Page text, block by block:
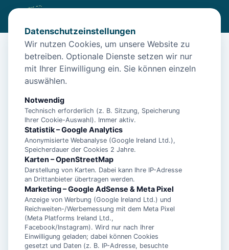
/Unterkünfte /Norden/
Ferienwohnung Riedefix Norden – Hunde willkommen
Ferienwohnung Riedefix Norden –
Hunde willkommen
26506 Norden
Datenschutzeinstellungen
Wir nutzen Cookies, um unsere Website zu
betreiben. Optionale Dienste setzen wir nur
mit Ihrer Einwilligung ein. Sie können einzeln
auswählen.
Notwendig
Technisch erforderlich (z. B. Sitzung, Speicherung
Ihrer Cookie-Auswahl). Immer aktiv.
Statistik – Google Analytics
Anonymisierte Webanalyse (Google Ireland Ltd.),
Speicherdauer der Cookies 2 Jahre.
Karten – OpenStreetMap
Darstellung von Karten. Dabei kann Ihre IP-Adresse
an Drittanbieter übertragen werden.
Marketing – Google AdSense & Meta Pixel
Anzeige von Werbung (Google Ireland Ltd.) und
Reichweiten-/Werbemessung mit dem Meta Pixel
(Meta Platforms Ireland Ltd.,
Facebook/Instagram). Wird nur nach Ihrer
Einwilligung geladen; dabei können Cookies
gesetzt und Daten (z. B. IP-Adresse, besuchte